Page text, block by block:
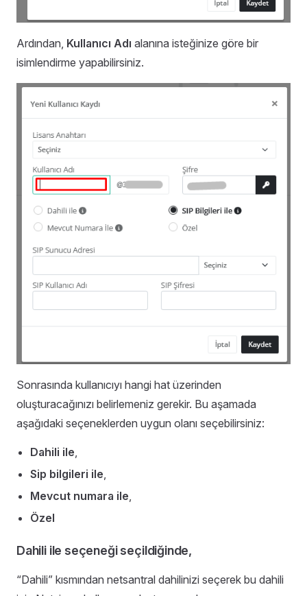
Ardından, Kullanıcı Adı alanına isteğinize göre bir
isimlendirme yapabilirsiniz.
Sonrasında kullanıcıyı hangi hat üzerinden
oluşturacağınızı belirlemeniz gerekir. Bu aşamada
aşağıdaki seçeneklerden uygun olanı seçebilirsiniz:
Dahili ile
Sip bilgileri ile
Mevcut numara ile
Özel
Dahili ile seçeneği seçildiğinde,
“Dahili” kısmından netsantral dahilinizi seçerek bu dahili